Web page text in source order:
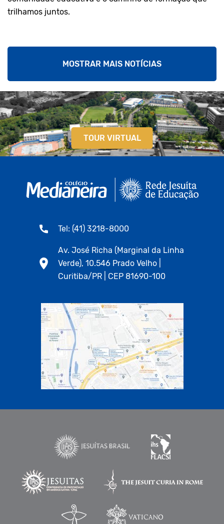
trilhamos juntos.
MOSTRAR MAIS NOTÍCIAS
TOUR VIRTUAL
Tel: (41) 3218-8000
Av. José Richa (Marginal da Linha
Verde), 10.546 Prado Velho |
Curitiba/PR | CEP 81690-100